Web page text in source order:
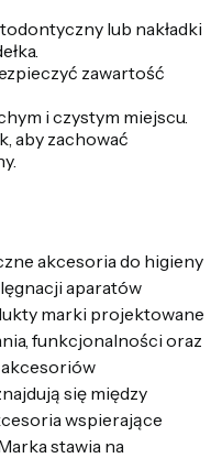
lub nakładki
zawartość
i czystym miejscu.
aby zachować
akcesoria do higieny
aparatów
marki projektowane
funkcjonalności oraz
się między
wspierające
stawia na